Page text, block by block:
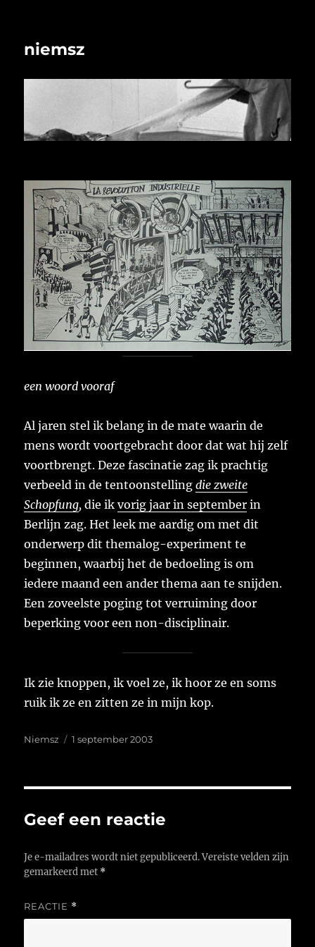
niemsz
een woord vooraf
Al jaren stel ik belang in de mate waarin de
mens wordt voortgebracht door dat wat hij zelf
voortbrengt. Deze fascinatie zag ik prachtig
verbeeld in de tentoonstellingdie zweite
Schopfung,die ikvorig jaar in september in
Berlijn zag. Het leek me aardig om met dit
onderwerp dit themalog-experiment te
beginnen, waarbij het de bedoeling is om
iedere maand een ander thema aan te snijden.
Een zoveelste poging tot verruiming door
beperking voor een non-disciplinair.
Ik zie knoppen, ik voel ze, ik hoor ze en soms
ruik ik ze en zitten ze in mijn kop.
Auteur
Niemsz
Geplaatst
1 september 2003
Geef een reactie
Je e-mailadres wordt niet gepubliceerd. Vereiste velden zijn
gemarkeerd met *
REACTIE *